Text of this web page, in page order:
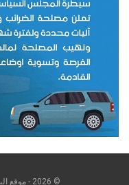
© 2026 - موقع البيضاء نت. All Rights Reserved.